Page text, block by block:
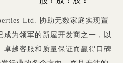
Ltd. 协助无数家庭实现置
成为领军的新屋开发商之一，以
卓越客服和质量保证而赢得口碑